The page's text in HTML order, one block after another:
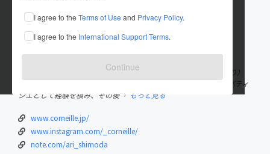
I agree to the Terms of Use and Privacy Policy.
I agree to the International Support Terms.
Continue
これまでに4回支援して3件のプロジェクトを投稿しています
在住国：日本 現在地：東京都
出身国：日本 出身地：三重県
うつわのお店 corneille（コルネイユ） 店主 下田 有利（しもだ あり）
テーブルコーディネーター、フードスタイリストでもあります。 パティ
シエとして経験を積み、その後「 もっと見る
www.corneille.jp/
www.instagram.com/_corneille/
note.com/ari_shimoda